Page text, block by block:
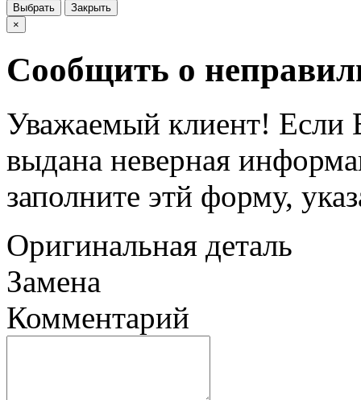
Выбрать
Закрыть
×
Сообщить о
Уважаемый клиент! Если
выдана неверная
заполните этй форму,
Оригинальная деталь
Замена
Комментарий